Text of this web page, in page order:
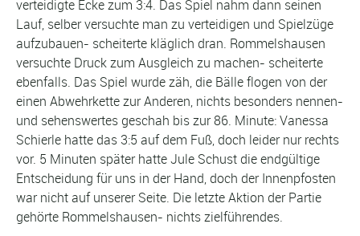
verteidigte Ecke zum 3:4. Das Spiel nahm dann seinen
Lauf, selber versuchte man zu verteidigen und Spielzüge
aufzubauen- scheiterte kläglich dran. Rommelshausen
versuchte Druck zum Ausgleich zu machen- scheiterte
ebenfalls. Das Spiel wurde zäh, die Bälle flogen von der
einen Abwehrkette zur Anderen, nichts besonders nennen-
und sehenswertes geschah bis zur 86. Minute: Vanessa
Schierle hatte das 3:5 auf dem Fuß, doch leider nur rechts
vor. 5 Minuten später hatte Jule Schust die endgültige
Entscheidung für uns in der Hand, doch der Innenpfosten
war nicht auf unserer Seite. Die letzte Aktion der Partie
gehörte Rommelshausen- nichts zielführendes.